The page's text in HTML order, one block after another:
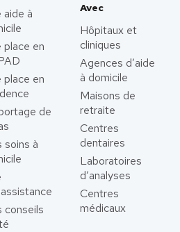
aide à
place en
place en
de
soins à
conseils
Avec
Hôpitaux et
cliniques
Agences d’aide
à domicile
Maisons de
retraite
Centres
dentaires
Laboratoires
d’analyses
Centres
médicaux